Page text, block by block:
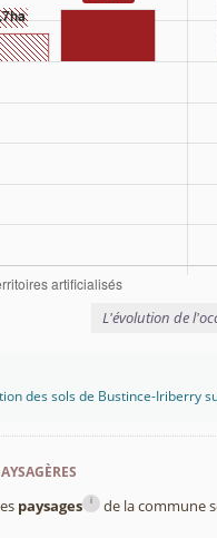
L'évolution de
des sols de Bustince-Iriberry
paysages i de la commune